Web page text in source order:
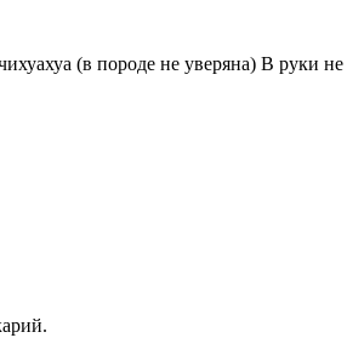
(в породе не уверяна) В руки не